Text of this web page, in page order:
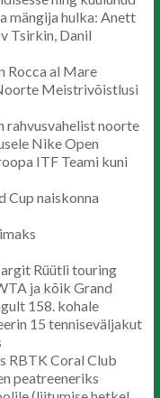
mängija hulka: Anett
Tsirkin, Danil
Rocca al Mare
Meistrivõistlusi
rahvusvahelist noorte
Nike Open
ITF Teami kuni
Cup naiskonna
Rüütli touring
ja kõik Grand
158. kohale
15 tenniseväljakut
RBTK Coral Club
peatreeneriks